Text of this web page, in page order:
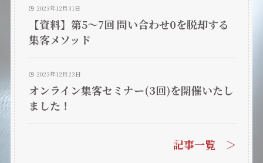
2023年12月31日
【資料】第5〜7回 問い合わせ0を脱却する
集客メソッド
2023年12月23日
オンライン集客セミナー(3回)を開催いたし
ました！
記事一覧 ＞